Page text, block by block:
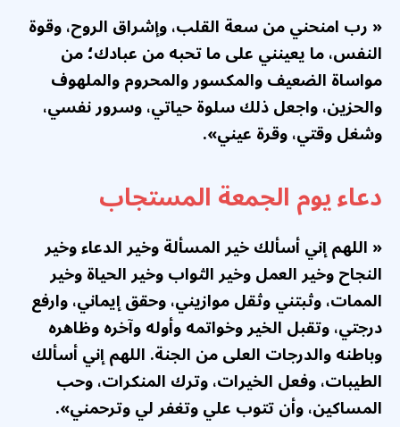
« رب امنحني من سعة القلب، وإشراق الروح، وقوة
النفس، ما يعينني على ما تحبه من عبادك؛ من
مواساة الضعيف والمكسور والمحروم والملهوف
والحزين، واجعل ذلك سلوة حياتي، وسرور نفسي،
وشغل وقتي، وقرة عيني».
دعاء يوم الجمعة المستجاب
« اللهم إني أسألك خير المسألة وخير الدعاء وخير
النجاح وخير العمل وخير الثواب وخير الحياة وخير
الممات، وثبتني وثقل موازيني، وحقق إيماني، وارفع
درجتي، وتقبل الخير وخواتمه وأوله وآخره وظاهره
وباطنه والدرجات العلى من الجنة. اللهم إني أسألك
الطيبات، وفعل الخيرات، وترك المنكرات، وحب
المساكين، وأن تتوب علي وتغفر لي وترحمني».